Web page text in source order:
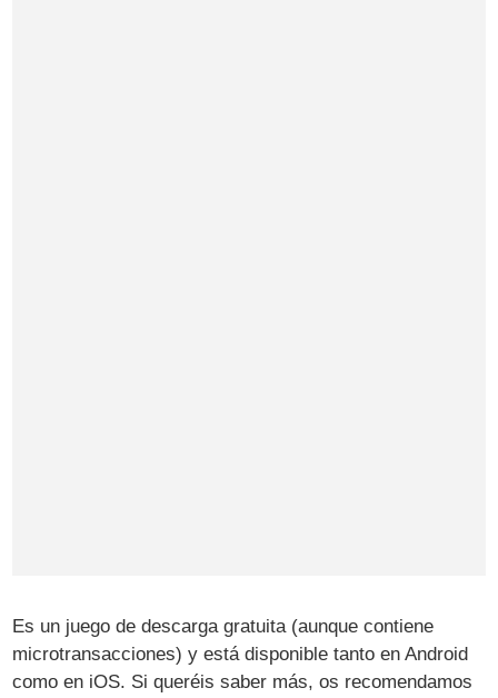
Es un juego de descarga gratuita (aunque contiene
microtransacciones) y está disponible tanto en Android
como en iOS. Si queréis saber más, os recomendamos